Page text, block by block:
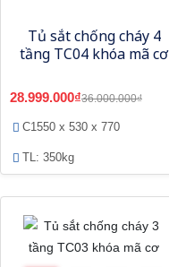
Tủ sắt chống cháy 4
tầng TC04 khóa mã cơ
28.999.000₫36.000.000₫
C1550 x 530 x 770
TL: 350kg